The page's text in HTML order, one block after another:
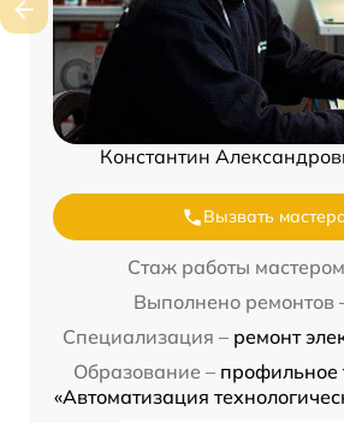
Константин
Вызвать
Стаж работы
Выполнено ремонтов
Специализация – ремонт
Образование – профильное
«Автоматизация